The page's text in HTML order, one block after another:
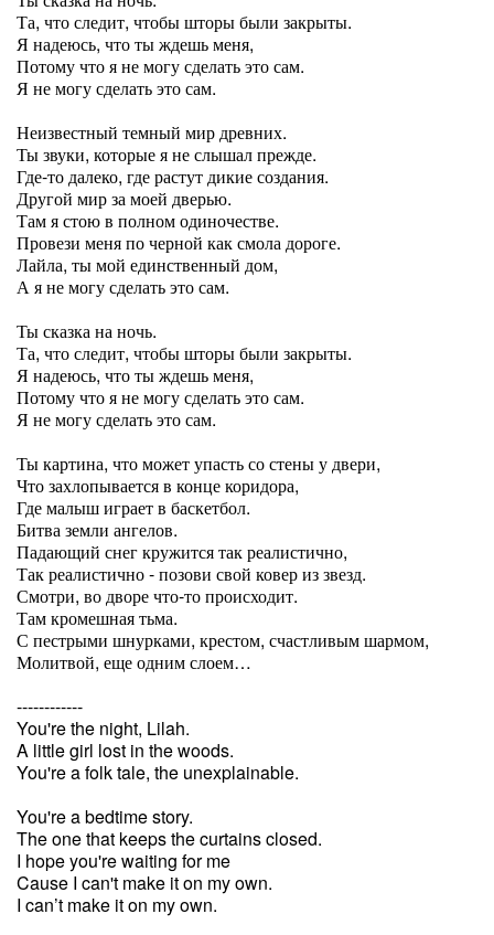
Та, что следит, чтобы шторы были закрыты.
Я надеюсь, что ты ждешь меня,
Потому что я не могу сделать это сам.
Я не могу сделать это сам.
Неизвестный темный мир древних.
Ты звуки, которые я не слышал прежде.
Где-то далеко, где растут дикие создания.
Другой мир за моей дверью.
Там я стою в полном одиночестве.
Провези меня по черной как смола дороге.
Лайла, ты мой единственный дом,
А я не могу сделать это сам.
Ты сказка на ночь.
Та, что следит, чтобы шторы были закрыты.
Я надеюсь, что ты ждешь меня,
Потому что я не могу сделать это сам.
Я не могу сделать это сам.
Ты картина, что может упасть со стены у двери,
Что захлопывается в конце коридора,
Где малыш играет в баскетбол.
Битва земли ангелов.
Падающий снег кружится так реалистично,
Так реалистично - позови свой ковер из звезд.
Смотри, во дворе что-то происходит.
Там кромешная тьма.
С пестрыми шнурками, крестом, счастливым шармом,
Молитвой, еще одним слоем…
------------
You're the night, Lilah.
A little girl lost in the woods.
You're a folk tale, the unexplainable.
You're a bedtime story.
The one that keeps the curtains closed.
I hope you're waiting for me
Cause I can't make it on my own.
I can’t make it on my own.